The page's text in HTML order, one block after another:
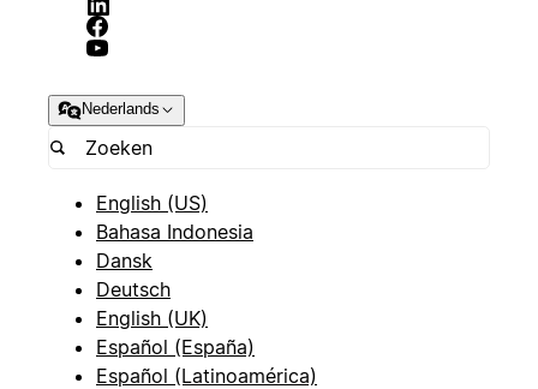
Nederlands
English (US)
Bahasa Indonesia
Dansk
Deutsch
English (UK)
Español (España)
Español (Latinoamérica)